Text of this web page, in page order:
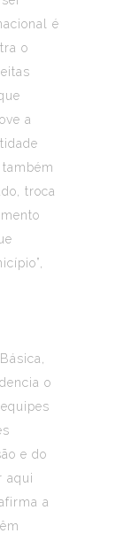
é
o
a
troca
o
e do
aqui
a